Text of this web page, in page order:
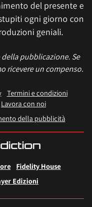
del presente e
ogni giorno con
geniali.
pubblicazione. Se
ricevere un compenso.
Termini e condizioni
Lavora con noi
della pubblicità
Fidelity House
Edizioni